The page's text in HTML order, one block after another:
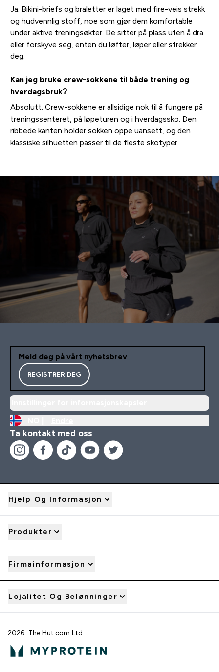
Ja. Bikini-briefs og braletter er laget med fire-veis strekk
og hudvennlig stoff, noe som gjør dem komfortable
under aktive treningsøkter. De sitter på plass uten å dra
eller forskyve seg, enten du løfter, løper eller strekker
deg.
Kan jeg bruke crew-sokkene til både trening og
hverdagsbruk?
Absolutt. Crew-sokkene er allsidige nok til å fungere på
treningssenteret, på løpeturen og i hverdagssko. Den
ribbede kanten holder sokken oppe uansett, og den
klassiske silhuetten passer til de fleste skotyper.
Meld deg på vårt nyhetsbrev
REGISTRER DEG
Ta kontakt med oss
Hjelp Og Informasjon
Produkter
Firmainformasjon
Lojalitet Og Belønninger
2026 The Hut.com Ltd